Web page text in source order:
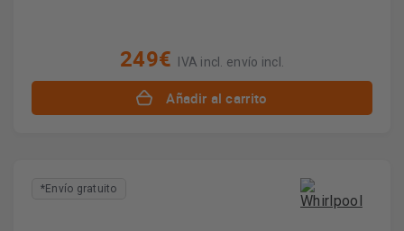
249€ IVA incl. envío incl.
Añadir al carrito
*Envío gratuito